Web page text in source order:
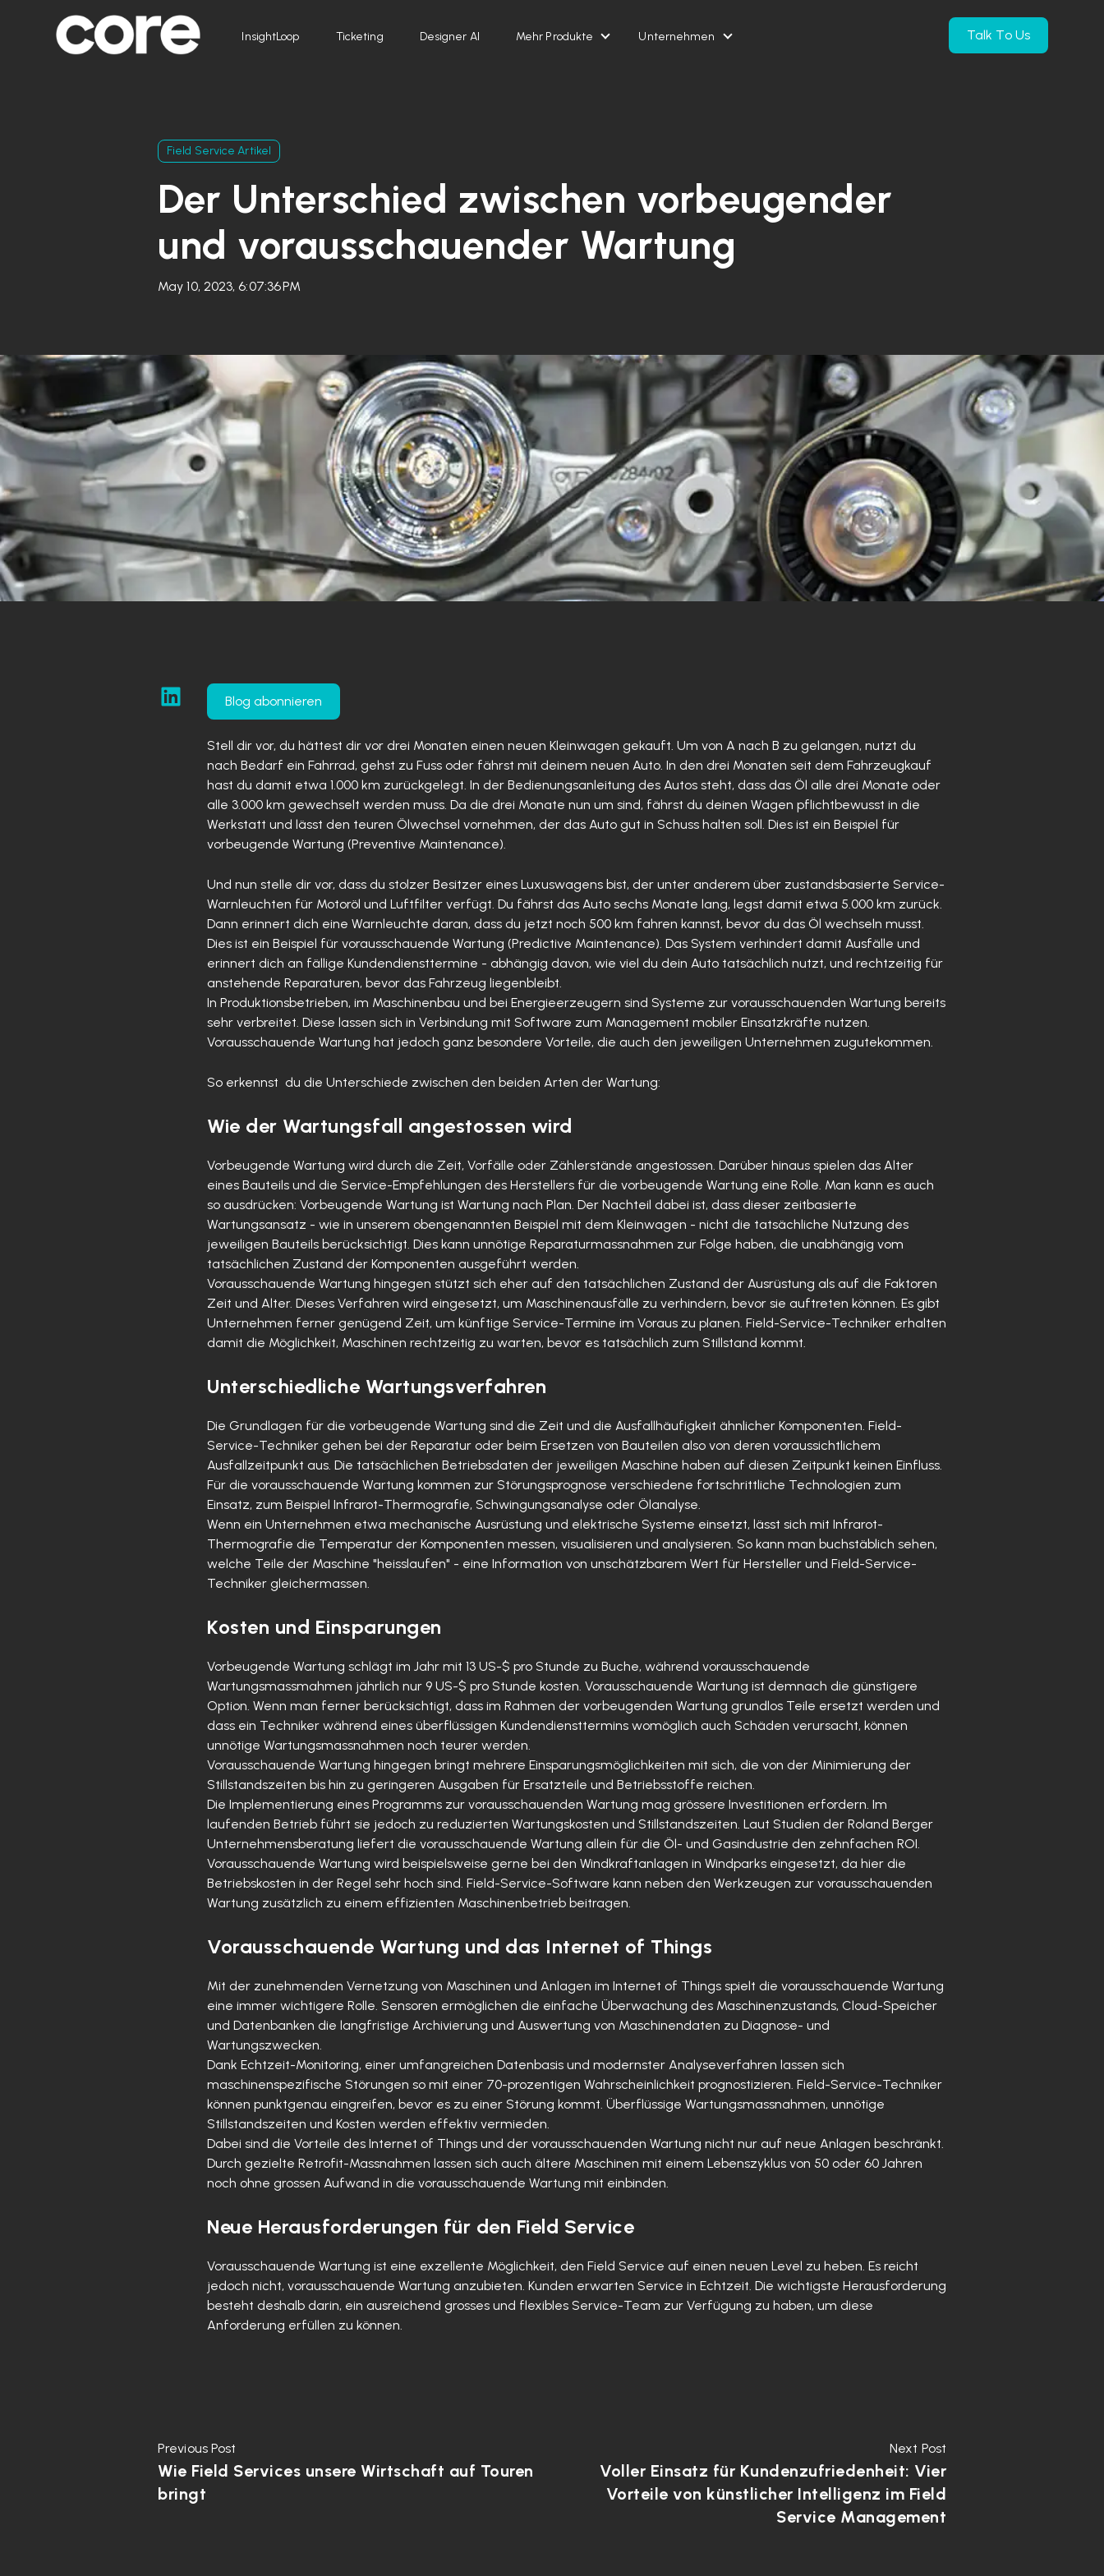
InsightLoop Ticketing Designer AI Mehr Produkte Show submenu for Mehr Produkte
Unternehmen Show submenu for Unternehmen
Talk To Us
Field Service Artikel
Der Unterschied zwischen vorbeugender
und vorausschauender Wartung
May 10, 2023, 6:07:36 PM
Blog abonnieren
Stell dir vor, du hättest dir vor drei Monaten einen neuen Kleinwagen gekauft. Um von A nach B zu gelangen, nutzt du
nach Bedarf ein Fahrrad, gehst zu Fuss oder fährst mit deinem neuen Auto. In den drei Monaten seit dem Fahrzeugkauf
hast du damit etwa 1.000 km zurückgelegt. In der Bedienungsanleitung des Autos steht, dass das Öl alle drei Monate oder
alle 3.000 km gewechselt werden muss. Da die drei Monate nun um sind, fährst du deinen Wagen pflichtbewusst in die
Werkstatt und lässt den teuren Ölwechsel vornehmen, der das Auto gut in Schuss halten soll. Dies ist ein Beispiel für
vorbeugende Wartung (Preventive Maintenance).
Und nun stelle dir vor, dass du stolzer Besitzer eines Luxuswagens bist, der unter anderem über zustandsbasierte Service-
Warnleuchten für Motoröl und Luftfilter verfügt. Du fährst das Auto sechs Monate lang, legst damit etwa 5.000 km zurück.
Dann erinnert dich eine Warnleuchte daran, dass du jetzt noch 500 km fahren kannst, bevor du das Öl wechseln musst.
Dies ist ein Beispiel für vorausschauende Wartung (Predictive Maintenance). Das System verhindert damit Ausfälle und
erinnert dich an fällige Kundendiensttermine - abhängig davon, wie viel du dein Auto tatsächlich nutzt, und rechtzeitig für
anstehende Reparaturen, bevor das Fahrzeug liegenbleibt.
In Produktionsbetrieben, im Maschinenbau und bei Energieerzeugern sind Systeme zur vorausschauenden Wartung bereits
sehr verbreitet. Diese lassen sich in Verbindung mit Software zum Management mobiler Einsatzkräfte nutzen.
Vorausschauende Wartung hat jedoch ganz besondere Vorteile, die auch den jeweiligen Unternehmen zugutekommen.
So erkennst du die Unterschiede zwischen den beiden Arten der Wartung:
Wie der Wartungsfall angestossen wird
Vorbeugende Wartung wird durch die Zeit, Vorfälle oder Zählerstände angestossen. Darüber hinaus spielen das Alter
eines Bauteils und die Service-Empfehlungen des Herstellers für die vorbeugende Wartung eine Rolle. Man kann es auch
so ausdrücken: Vorbeugende Wartung ist Wartung nach Plan. Der Nachteil dabei ist, dass dieser zeitbasierte
Wartungsansatz - wie in unserem obengenannten Beispiel mit dem Kleinwagen - nicht die tatsächliche Nutzung des
jeweiligen Bauteils berücksichtigt. Dies kann unnötige Reparaturmassnahmen zur Folge haben, die unabhängig vom
tatsächlichen Zustand der Komponenten ausgeführt werden.
Vorausschauende Wartung hingegen stützt sich eher auf den tatsächlichen Zustand der Ausrüstung als auf die Faktoren
Zeit und Alter. Dieses Verfahren wird eingesetzt, um Maschinenausfälle zu verhindern, bevor sie auftreten können. Es gibt
Unternehmen ferner genügend Zeit, um künftige Service-Termine im Voraus zu planen. Field-Service-Techniker erhalten
damit die Möglichkeit, Maschinen rechtzeitig zu warten, bevor es tatsächlich zum Stillstand kommt.
Unterschiedliche Wartungsverfahren
Die Grundlagen für die vorbeugende Wartung sind die Zeit und die Ausfallhäufigkeit ähnlicher Komponenten. Field-
Service-Techniker gehen bei der Reparatur oder beim Ersetzen von Bauteilen also von deren voraussichtlichem
Ausfallzeitpunkt aus. Die tatsächlichen Betriebsdaten der jeweiligen Maschine haben auf diesen Zeitpunkt keinen Einfluss.
Für die vorausschauende Wartung kommen zur Störungsprognose verschiedene fortschrittliche Technologien zum
Einsatz, zum Beispiel Infrarot-Thermografie, Schwingungsanalyse oder Ölanalyse.
Wenn ein Unternehmen etwa mechanische Ausrüstung und elektrische Systeme einsetzt, lässt sich mit Infrarot-
Thermografie die Temperatur der Komponenten messen, visualisieren und analysieren. So kann man buchstäblich sehen,
welche Teile der Maschine "heisslaufen" - eine Information von unschätzbarem Wert für Hersteller und Field-Service-
Techniker gleichermassen.
Kosten und Einsparungen
Vorbeugende Wartung schlägt im Jahr mit 13 US-$ pro Stunde zu Buche, während vorausschauende
Wartungsmassmahmen jährlich nur 9 US-$ pro Stunde kosten. Vorausschauende Wartung ist demnach die günstigere
Option. Wenn man ferner berücksichtigt, dass im Rahmen der vorbeugenden Wartung grundlos Teile ersetzt werden und
dass ein Techniker während eines überflüssigen Kundendiensttermins womöglich auch Schäden verursacht, können
unnötige Wartungsmassnahmen noch teurer werden.
Vorausschauende Wartung hingegen bringt mehrere Einsparungsmöglichkeiten mit sich, die von der Minimierung der
Stillstandszeiten bis hin zu geringeren Ausgaben für Ersatzteile und Betriebsstoffe reichen.
Die Implementierung eines Programms zur vorausschauenden Wartung mag grössere Investitionen erfordern. Im
laufenden Betrieb führt sie jedoch zu reduzierten Wartungskosten und Stillstandszeiten. Laut Studien der Roland Berger
Unternehmensberatung liefert die vorausschauende Wartung allein für die Öl- und Gasindustrie den zehnfachen ROI.
Vorausschauende Wartung wird beispielsweise gerne bei den Windkraftanlagen in Windparks eingesetzt, da hier die
Betriebskosten in der Regel sehr hoch sind. Field-Service-Software kann neben den Werkzeugen zur vorausschauenden
Wartung zusätzlich zu einem effizienten Maschinenbetrieb beitragen.
Vorausschauende Wartung und das Internet of Things
Mit der zunehmenden Vernetzung von Maschinen und Anlagen im Internet of Things spielt die vorausschauende Wartung
eine immer wichtigere Rolle. Sensoren ermöglichen die einfache Überwachung des Maschinenzustands, Cloud-Speicher
und Datenbanken die langfristige Archivierung und Auswertung von Maschinendaten zu Diagnose- und
Wartungszwecken.
Dank Echtzeit-Monitoring, einer umfangreichen Datenbasis und modernster Analyseverfahren lassen sich
maschinenspezifische Störungen so mit einer 70-prozentigen Wahrscheinlichkeit prognostizieren. Field-Service-Techniker
können punktgenau eingreifen, bevor es zu einer Störung kommt. Überflüssige Wartungsmassnahmen, unnötige
Stillstandszeiten und Kosten werden effektiv vermieden.
Dabei sind die Vorteile des Internet of Things und der vorausschauenden Wartung nicht nur auf neue Anlagen beschränkt.
Durch gezielte Retrofit-Massnahmen lassen sich auch ältere Maschinen mit einem Lebenszyklus von 50 oder 60 Jahren
noch ohne grossen Aufwand in die vorausschauende Wartung mit einbinden.
Neue Herausforderungen für den Field Service
Vorausschauende Wartung ist eine exzellente Möglichkeit, den Field Service auf einen neuen Level zu heben. Es reicht
jedoch nicht, vorausschauende Wartung anzubieten. Kunden erwarten Service in Echtzeit. Die wichtigste Herausforderung
besteht deshalb darin, ein ausreichend grosses und flexibles Service-Team zur Verfügung zu haben, um diese
Anforderung erfüllen zu können.
Previous Post
Wie Field Services unsere Wirtschaft auf Touren
bringt
Next Post
Voller Einsatz für Kundenzufriedenheit: Vier
Vorteile von künstlicher Intelligenz im Field
Service Management